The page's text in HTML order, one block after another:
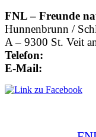
FNL – Freunde
Hunnenbrunn /
A – 9300 St. Veit
Telefon:
E-Mail: